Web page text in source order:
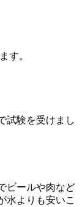
す。
試験を受けまし
ビールや肉など
水よりも安いこ